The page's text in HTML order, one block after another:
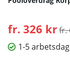
fr. 326 krfr.
1-5